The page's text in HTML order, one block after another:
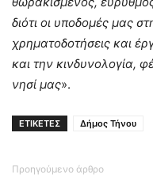
διότι οι υποδομές μας
χρηματοδοτήσεις και
και την κινδυνολογία,
νησί μας».
ΕΤΙΚΕΤΕΣ Δήμος Τήνου
Προηγούμενο άρθρο